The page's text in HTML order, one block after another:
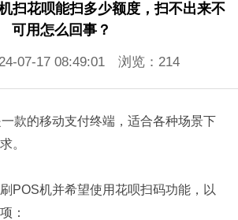
扫花呗能扫多少额度，扫不出来不
可用怎么回事？
07-17 08:49:01 浏览： 214
款的移动支付终端，适合各种场景下
。
POS机并希望使用花呗扫码功能，以
：